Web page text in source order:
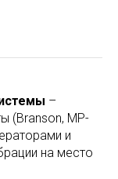
–
(Branson, MP-
и
на место